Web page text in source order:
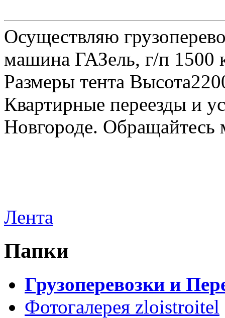
Осуществляю
машина ГАЗель, г/п 1500
Размеры тента
Квартирные переезды и
Новгороде.
Лента
Папки
Грузоперевозки и
Фотогалерея zloistroitel